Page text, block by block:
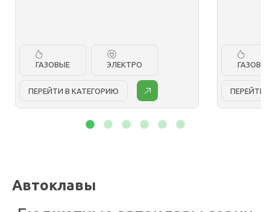
ГАЗОВЫЕ ЭЛЕКТРО
ПЕРЕЙТИ В КАТЕГОРИЮ ПЕРЕЙТИ
Автоклавы